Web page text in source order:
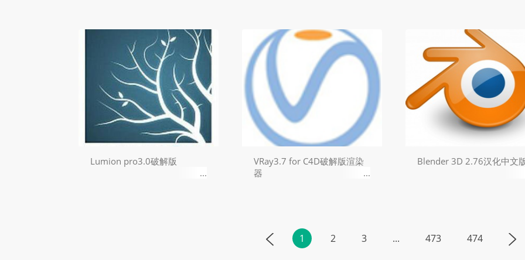
Lumion pro3.0破解版
VRay3.7 for C4D破解版渲染
器
Blender 3D 2.76汉化中文
1 2 3 ... 473 474